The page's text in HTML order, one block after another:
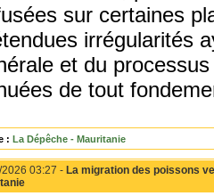
sur certaines
irrégularités
et du
de tout
: La Dépêche - Mauritanie
03:27 - La migration des poissons